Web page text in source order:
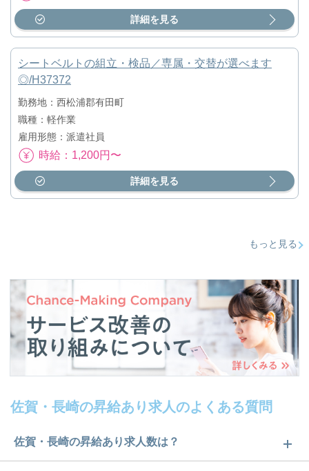
詳細を見る
シートベルトの組立・検品／専属・交替が選べます
◎/H37372
勤務地：西松浦郡有田町
職種：軽作業
雇用形態：派遣社員
時給：1,200円〜
詳細を見る
もっと見る
佐賀・長崎の昇給あり求人のよくある質問
佐賀・長崎の昇給あり求人数は？